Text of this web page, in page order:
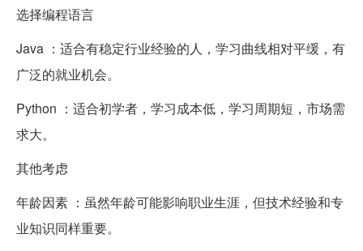
选择编程语言
Java ：适合有稳定行业经验的人，学习曲线相对平缓，有
广泛的就业机会。
Python ：适合初学者，学习成本低，学习周期短，市场需
求大。
其他考虑
年龄因素 ：虽然年龄可能影响职业生涯，但技术经验和专
业知识同样重要。